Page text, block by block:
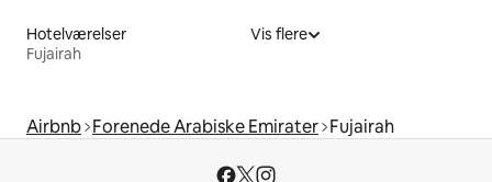
Hotelværelser
Fujairah
Vis flere
Airbnb Forenede Arabiske Emirater Fujairah